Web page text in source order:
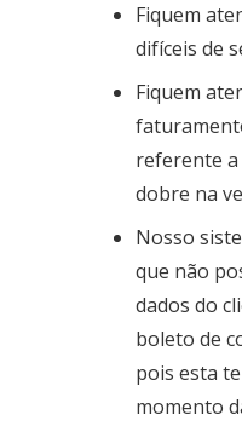
Fiquem
difíceis de
Fiquem
referente a
dobre na
Nosso
que não
dados do
boleto de
pois esta
momento